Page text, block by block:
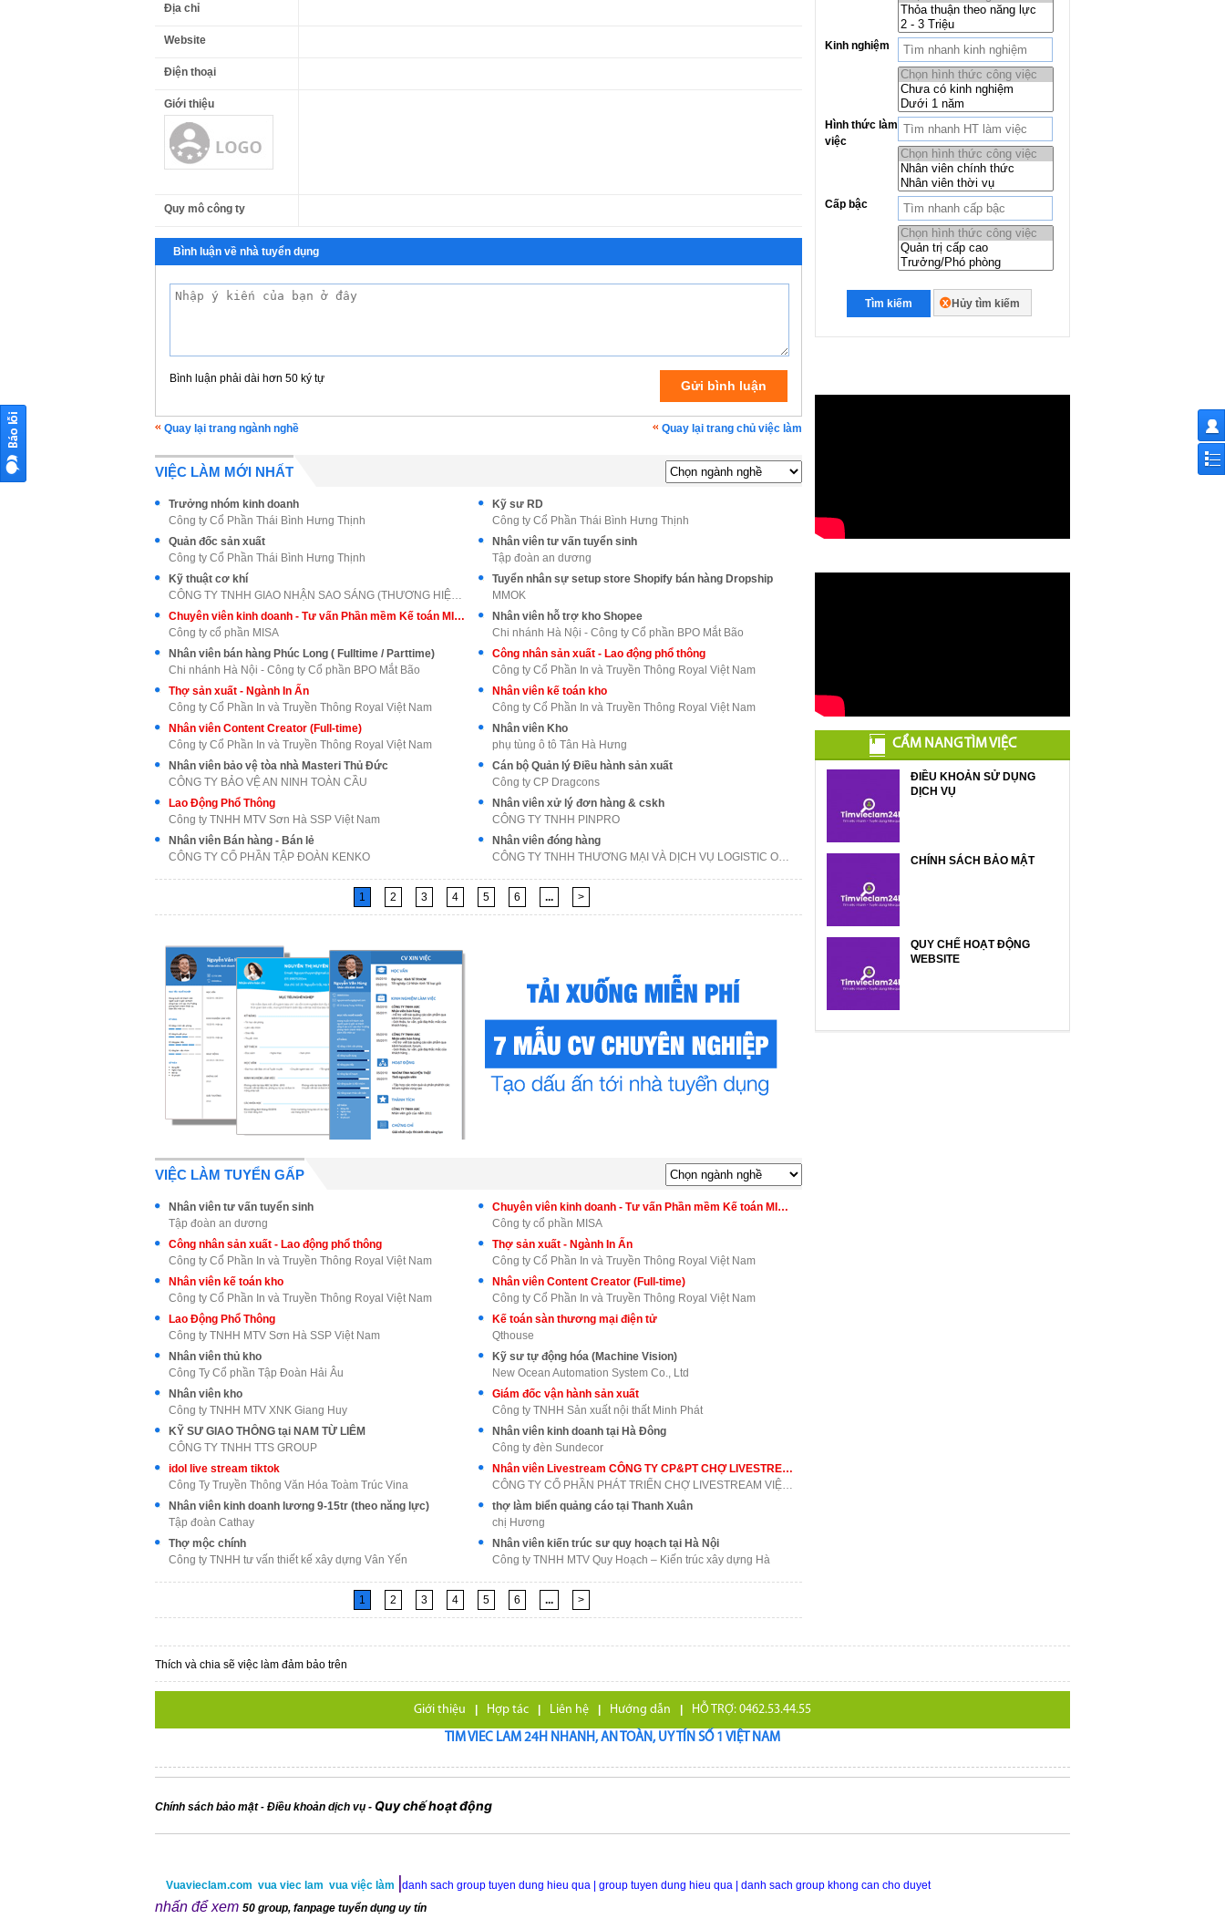
Địa chỉ
Website
Điện thoại
Giới thiệu
Quy mô công ty
Bình luận về nhà tuyển dụng
Bình luận phải dài hơn 50 ký tự
Quay lại trang ngành nghề Quay lại trang chủ việc làm
VIỆC LÀM MỚI NHẤT
Trưởng nhóm kinh doanh
Công ty Cổ Phần Thái Bình Hưng Thịnh
Kỹ sư RD
Công ty Cổ Phần Thái Bình Hưng Thịnh
Quản đốc sản xuất
Công ty Cổ Phần Thái Bình Hưng Thịnh
Nhân viên tư vấn tuyển sinh
Tập đoàn an dương
Kỹ thuật cơ khí
Tuyển nhân sự setup store Shopify bán hàng Dropship
MMOK
Chuyên viên kinh doanh - Tư vấn Phần mềm Kế toán MISA AMIS
Công ty cổ phần MISA
Nhân viên hỗ trợ kho Shopee
Chi nhánh Hà Nội - Công ty Cổ phần BPO Mắt Bão
Nhân viên bán hàng Phúc Long ( Fulltime / Parttime)
Chi nhánh Hà Nội - Công ty Cổ phần BPO Mắt Bão
Công nhân sản xuất - Lao động phổ thông
Công ty Cổ Phần In và Truyền Thông Royal Việt Nam
Thợ sản xuất - Ngành In Ấn
Công ty Cổ Phần In và Truyền Thông Royal Việt Nam
Nhân viên kế toán kho
Công ty Cổ Phần In và Truyền Thông Royal Việt Nam
Nhân viên Content Creator (Full-time)
Công ty Cổ Phần In và Truyền Thông Royal Việt Nam
Nhân viên Kho
phụ tùng ô tô Tân Hà Hưng
Nhân viên bảo vệ tòa nhà Masteri Thủ Đức
CÔNG TY BẢO VỆ AN NINH TOÀN CẦU
Cán bộ Quản lý Điều hành sản xuất
Công ty CP Dragcons
Lao Động Phổ Thông
Công ty TNHH MTV Sơn Hà SSP Việt Nam
Nhân viên xử lý đơn hàng & cskh
CÔNG TY TNHH PINPRO
Nhân viên Bán hàng - Bán lẻ
CÔNG TY CỔ PHẦN TẬP ĐOÀN KENKO
Nhân viên đóng hàng
1 2 3 4 5 6 ... >
VIỆC LÀM TUYỂN GẤP
Nhân viên tư vấn tuyển sinh
Tập đoàn an dương
Chuyên viên kinh doanh - Tư vấn Phần mềm Kế toán MISA AMIS
Công ty cổ phần MISA
Công nhân sản xuất - Lao động phổ thông
Công ty Cổ Phần In và Truyền Thông Royal Việt Nam
Thợ sản xuất - Ngành In Ấn
Công ty Cổ Phần In và Truyền Thông Royal Việt Nam
Nhân viên kế toán kho
Công ty Cổ Phần In và Truyền Thông Royal Việt Nam
Nhân viên Content Creator (Full-time)
Công ty Cổ Phần In và Truyền Thông Royal Việt Nam
Lao Động Phổ Thông
Công ty TNHH MTV Sơn Hà SSP Việt Nam
Kế toán sàn thương mại điện tử
Qthouse
Nhân viên thủ kho
Công Ty Cổ phần Tập Đoàn Hải Âu
Kỹ sư tự động hóa (Machine Vision)
New Ocean Automation System Co., Ltd
Nhân viên kho
Công ty TNHH MTV XNK Giang Huy
Giám đốc vận hành sản xuất
Công ty TNHH Sản xuất nội thất Minh Phát
KỸ SƯ GIAO THÔNG tại NAM TỪ LIÊM
CÔNG TY TNHH TTS GROUP
Nhân viên kinh doanh tại Hà Đông
Công ty đèn Sundecor
idol live stream tiktok
Công Ty Truyền Thông Văn Hóa Toàm Trúc Vina
Nhân viên Livestream CÔNG TY CP&PT CHỢ LIVESTREAM VIỆT NAM
Nhân viên kinh doanh lương 9-15tr (theo năng lực)
Tập đoàn Cathay
thợ làm biển quảng cáo tại Thanh Xuân
chị Hương
Thợ mộc chính
Công ty TNHH tư vấn thiết kế xây dựng Vân Yến
Nhân viên kiến trúc sư quy hoạch tại Hà Nội
Công ty TNHH MTV Quy Hoạch – Kiến trúc xây dựng Hà
1 2 3 4 5 6 ... >
Kinh nghiệm
Hình thức làm
việc
Cấp bậc
Tìm kiếm Hủy tìm kiếm
CẨM NANG TÌM VIỆC
ĐIỀU KHOẢN SỬ DỤNG
DỊCH VỤ
CHÍNH SÁCH BẢO MẬT
QUY CHẾ HOẠT ĐỘNG
WEBSITE
Thích và chia sẽ việc làm đảm bảo trên
Giới thiệu | Hợp tác | Liên hệ | Hướng dẫn | HỖ TRỢ: 0462.53.44.55
TIM VIEC LAM 24H NHANH, AN TOÀN, UY TÍN SỐ 1 VIỆT NAM
Chính sách bảo mật - Điều khoản dịch vụ - Quy chế hoạt động
Vuavieclam.com vua viec lam vua việc làm |danh sach group tuyen dung hieu qua | group tuyen dung hieu qua | danh sach group khong can cho duyet
nhấn để xem 50 group, fanpage tuyển dụng uy tín